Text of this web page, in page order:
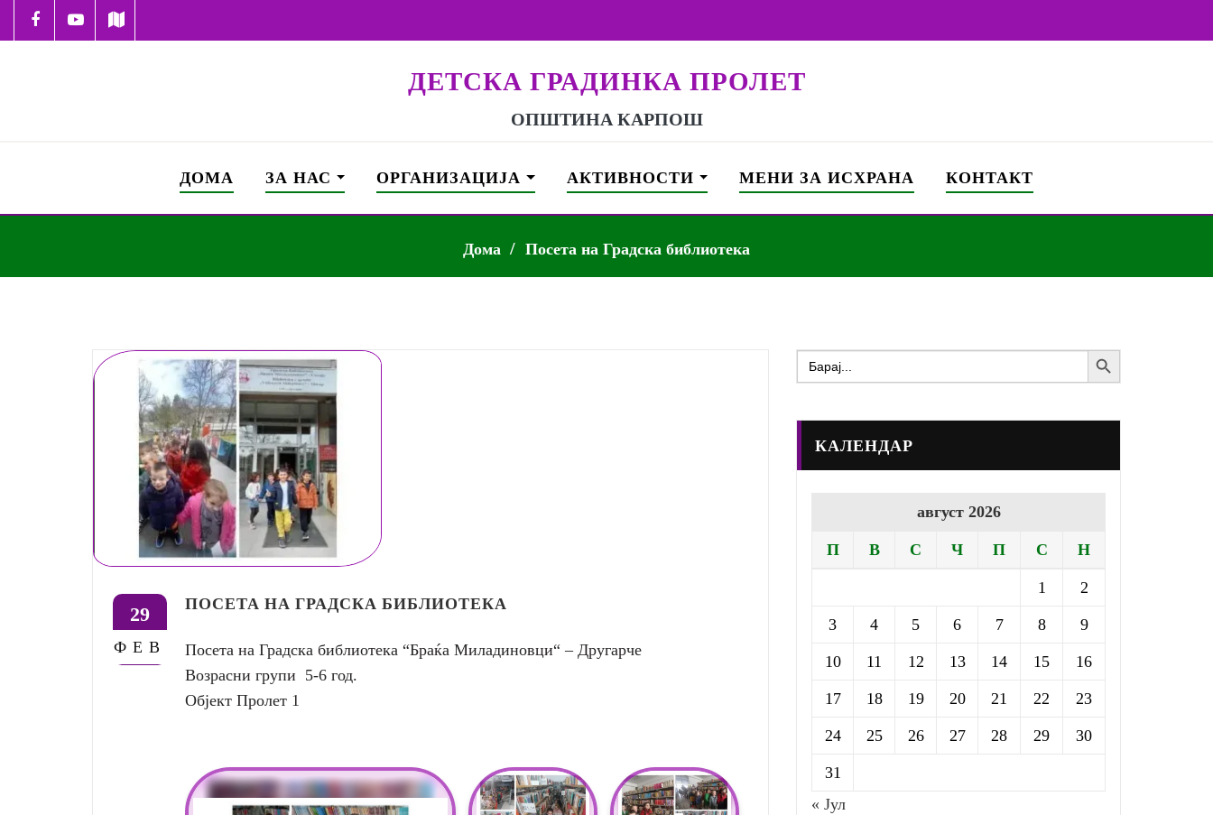
ДЕТСКА ГРАДИНКА ПРОЛЕТ
ОПШТИНА КАРПОШ
ДОМА ЗА НАС ОРГАНИЗАЦИЈА АКТИВНОСТИ МЕНИ ЗА ИСХРАНА КОНТАКТ
Дома Посета на Градска библиотека
29
ФЕВ
ПОСЕТА НА ГРАДСКА БИБЛИОТЕКА
Посета на Градска библиотека “Браќа Миладиновци“ – Другарче
Возрасни групи 5-6 год.
Објект Пролет 1
Search
for:
Search Button
КАЛЕНДАР
август 2026
П В С Ч П С Н
1 2
3 4 5 6 7 8 9
10 11 12 13 14 15 16
17 18 19 20 21 22 23
24 25 26 27 28 29 30
31
« Јул